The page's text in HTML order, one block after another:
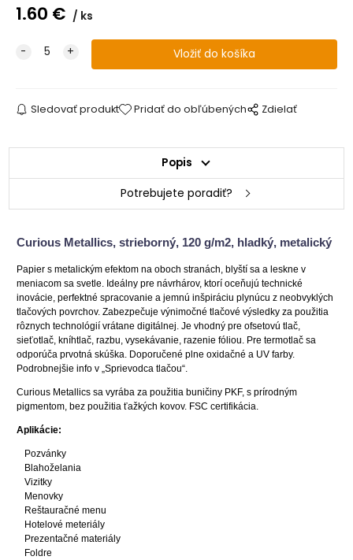
1.60 € ks
Sledovať produkt Pridať do obľúbených Zdielať
Popis
Potrebujete poradiť?
Curious Metallics, strieborný, 120 g/m2, hladký, metalický
Papier s metalickým efektom na oboch stranách, blyští sa a leskne v
meniacom sa svetle. Ideálny pre návrhárov, ktorí oceňujú technické
inovácie, perfektné spracovanie a jemnú inšpiráciu plynúcu z neobvyklých
tlačových povrchov. Zabezpečuje výnimočné tlačové výsledky za použitia
rôznych technológií vrátane digitálnej. Je vhodný pre ofsetovú tlač,
sieťotlač, kníhtlač, razbu, vysekávanie, razenie fóliou. Pre termotlač sa
odporúča prvotná skúška. Doporučené plne oxidačné a UV farby.
Podrobnejšie info v „Sprievodca tlačou“.
Curious Metallics sa vyrába za použitia buničiny PKF, s prírodným
pigmentom, bez použitia ťažkých kovov. FSC certifikácia.
Aplikácie:
Pozvánky
Blahoželania
Vizitky
Menovky
Reštauračné menu
Hotelové meteriály
Prezentačné materiály
Foldre